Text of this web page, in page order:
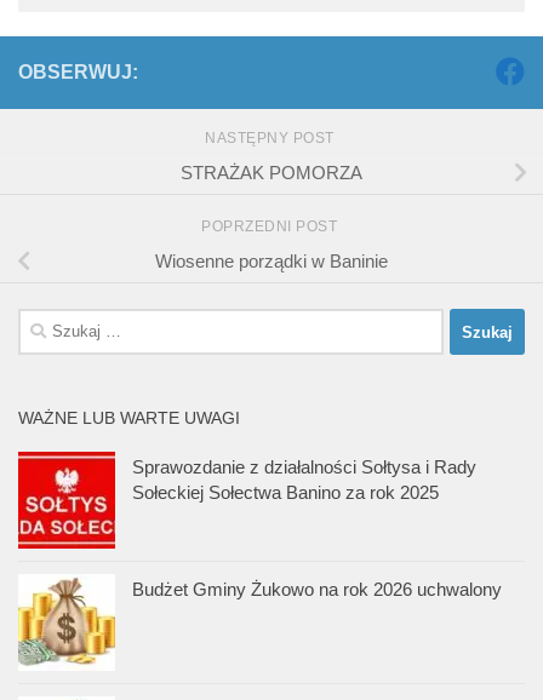
OBSERWUJ:
NASTĘPNY POST
STRAŻAK POMORZA
POPRZEDNI POST
Wiosenne porządki w Baninie
Szukaj:
WAŻNE LUB WARTE UWAGI
Sprawozdanie z działalności Sołtysa i Rady
Sołeckiej Sołectwa Banino za rok 2025
Budżet Gminy Żukowo na rok 2026 uchwalony